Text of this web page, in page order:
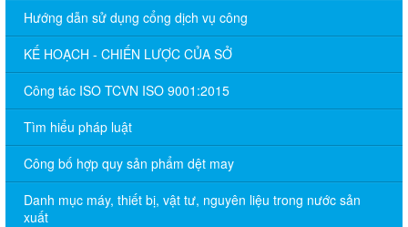
Hướng dẫn sử dụng cổng dịch vụ công
KẾ HOẠCH - CHIẾN LƯỢC CỦA SỞ
Công tác ISO TCVN ISO 9001:2015
Tìm hiểu pháp luật
Công bố hợp quy sản phẩm dệt may
Danh mục máy, thiết bị, vật tư, nguyên liệu trong nước sản
xuất